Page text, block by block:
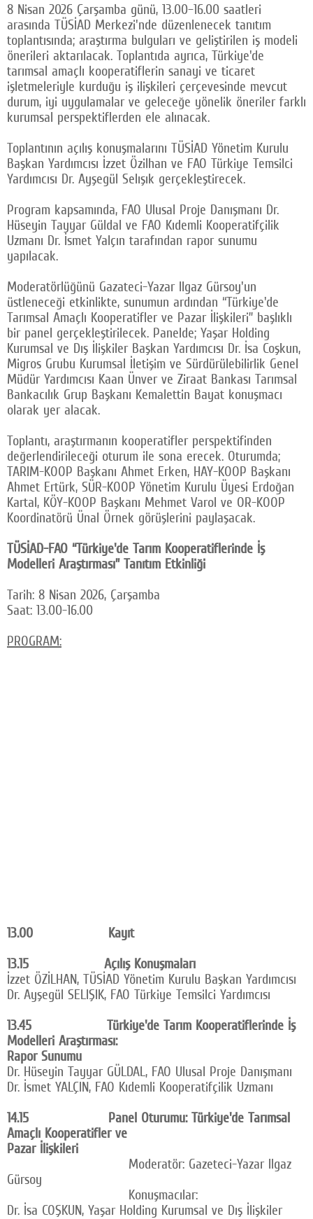
Twitter
Google Plus
© 2026 TÜM HAKLARI SAKLIDIR
8 Nisan 2026 Çarşamba günü, 13.00–16.00 saatleri
arasında TÜSİAD Merkezi'nde düzenlenecek tanıtım
toplantısında; araştırma bulguları ve geliştirilen iş modeli
önerileri aktarılacak. Toplantıda ayrıca, Türkiye'de
tarımsal amaçlı kooperatiflerin sanayi ve ticaret
işletmeleriyle kurduğu iş ilişkileri çerçevesinde mevcut
durum, iyi uygulamalar ve geleceğe yönelik öneriler farklı
kurumsal perspektiflerden ele alınacak.
Toplantının açılış konuşmalarını TÜSİAD Yönetim Kurulu
Başkan Yardımcısı İzzet Özilhan ve FAO Türkiye Temsilci
Yardımcısı Dr. Ayşegül Selışık gerçekleştirecek.
Program kapsamında, FAO Ulusal Proje Danışmanı Dr.
Hüseyin Tayyar Güldal ve FAO Kıdemli Kooperatifçilik
Uzmanı Dr. İsmet Yalçın tarafından rapor sunumu
yapılacak.
Moderatörlüğünü Gazateci-Yazar Ilgaz Gürsoy'un
üstleneceği etkinlikte, sunumun ardından “Türkiye'de
Tarımsal Amaçlı Kooperatifler ve Pazar İlişkileri” başlıklı
bir panel gerçekleştirilecek. Panelde; Yaşar Holding
Kurumsal ve Dış İlişkiler Başkan Yardımcısı Dr. İsa Coşkun,
Migros Grubu Kurumsal İletişim ve Sürdürülebilirlik Genel
Müdür Yardımcısı Kaan Ünver ve Ziraat Bankası Tarımsal
Bankacılık Grup Başkanı Kemalettin Bayat konuşmacı
olarak yer alacak.
Toplantı, araştırmanın kooperatifler perspektifinden
değerlendirileceği oturum ile sona erecek. Oturumda;
TARIM-KOOP Başkanı Ahmet Erken, HAY-KOOP Başkanı
Ahmet Ertürk, SÜR-KOOP Yönetim Kurulu Üyesi Erdoğan
Kartal, KÖY-KOOP Başkanı Mehmet Varol ve OR-KOOP
Koordinatörü Ünal Örnek görüşlerini paylaşacak.
TÜSİAD-FAO “Türkiye'de Tarım Kooperatiflerinde İş
Modelleri Araştırması” Tanıtım Etkinliği
Tarih: 8 Nisan 2026, Çarşamba
Saat: 13.00-16.00
PROGRAM:
13.00 Kayıt
13.15 Açılış Konuşmaları
İzzet ÖZİLHAN, TÜSİAD Yönetim Kurulu Başkan Yardımcısı
Dr. Ayşegül SELIŞIK, FAO Türkiye Temsilci Yardımcısı
13.45 Türkiye'de Tarım Kooperatiflerinde İş
Modelleri Araştırması:
Rapor Sunumu
Dr. Hüseyin Tayyar GÜLDAL, FAO Ulusal Proje Danışmanı
Dr. İsmet YALÇIN, FAO Kıdemli Kooperatifçilik Uzmanı
14.15 Panel Oturumu: Türkiye'de Tarımsal
Amaçlı Kooperatifler ve
Pazar İlişkileri
Moderatör: Gazeteci-Yazar Ilgaz
Gürsoy
Konuşmacılar:
Dr. İsa COŞKUN, Yaşar Holding Kurumsal ve Dış İlişkiler